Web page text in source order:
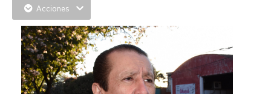
Acciones